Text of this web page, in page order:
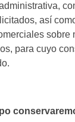
así
sobre
para cuyo